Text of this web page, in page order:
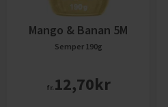
Mango & Banan 5M
Semper 190g
fr. 12,70kr